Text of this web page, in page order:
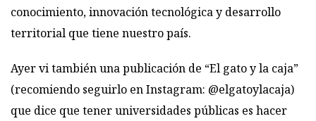
conocimiento, innovación tecnológica y desarrollo
territorial que tiene nuestro país.
Ayer vi también una publicación de “El gato y la caja”
(recomiendo seguirlo en Instagram: @‌elgatoylacaja)
que dice que tener universidades públicas es hacer